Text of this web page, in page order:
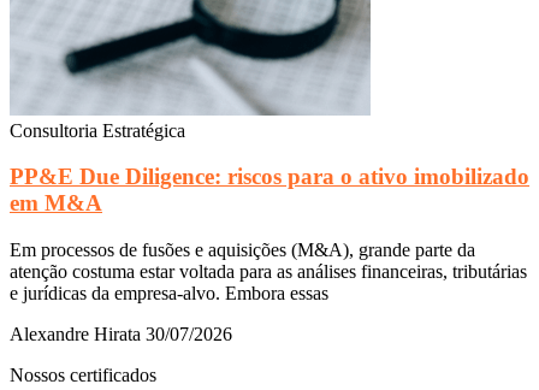
Consultoria Estratégica
PP&E Due Diligence: riscos para o ativo imobilizado
em M&A
Em processos de fusões e aquisições (M&A), grande parte da
atenção costuma estar voltada para as análises financeiras, tributárias
e jurídicas da empresa-alvo. Embora essas
Alexandre Hirata 30/07/2026
Nossos certificados